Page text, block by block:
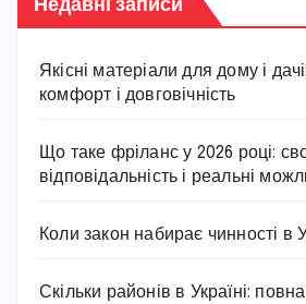
Якісні матеріали для дому і
комфорт і довговічність
Що таке фріланс у 2026 році:
відповідальність і реальні
Коли закон набирає чинності в
Скільки районів в Україні: